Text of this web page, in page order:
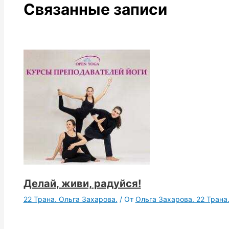
Связанные записи
Делай, живи, радуйся!
22 Трана. Ольга Захарова. / От Ольга Захарова. 22 Трана.